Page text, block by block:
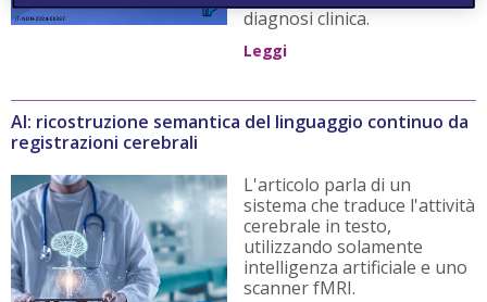
diagnosi clinica.
Leggi
AI: ricostruzione semantica del linguaggio continuo da
registrazioni cerebrali
L'articolo parla di un
sistema che traduce l'attività
cerebrale in testo,
utilizzando solamente
intelligenza artificiale e uno
scanner fMRI.